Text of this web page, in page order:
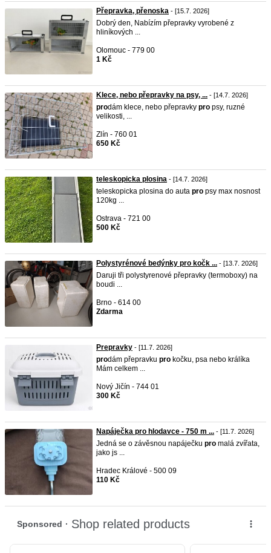
Přepravka, přenoska - [15.7. 2026]
Dobrý den, Nabízím přepravky vyrobené z
hliníkových ...
Olomouc - 779 00
1 Kč
Klece, nebo přepravky na psy, ... - [14.7. 2026]
prodám klece, nebo přepravky pro psy, ruzné
velikosti, ...
Zlín - 760 01
650 Kč
teleskopicka plosina - [14.7. 2026]
teleskopicka plosina do auta pro psy max nosnost
120kg ...
Ostrava - 721 00
500 Kč
Polystyrénové bedýnky pro kočk ... - [13.7. 2026]
Daruji tři polystyrenové přepravky (termoboxy) na
boudi ...
Brno - 614 00
Zdarma
Prepravky - [11.7. 2026]
prodám přepravku pro kočku, psa nebo králíka
Mám celkem ...
Nový Jičín - 744 01
300 Kč
Napáječka pro hlodavce - 750 m ... - [11.7. 2026]
Jedná se o závěsnou napáječku pro malá zvířata,
jako js ...
Hradec Králové - 500 09
110 Kč